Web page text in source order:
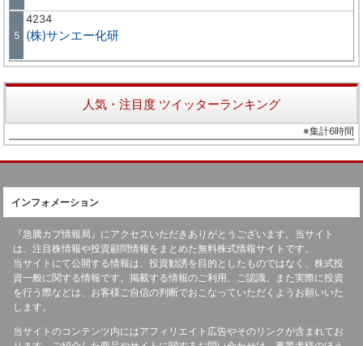
5
4234
(株)サンエー化研
人気・注目度 ツイッターランキング
※集計6時間
インフォメーション
『急騰カブ情報局』にアクセスいただきありがとうございます。当サイト
は、注目株情報や投資顧問情報をまとめた無料株式情報サイトです。
当サイトにて公開する情報は、投資勧誘を目的としたものではなく、株式投
資一般に関する情報です。掲載する情報のご利用、ご認識、また実際に投資
を行う際などは、お客様ご自信の判断でおこなっていただくようお願いいた
します。
当サイトのコンテンツ内にはアフィリエイト広告やそのリンクが含まれてお